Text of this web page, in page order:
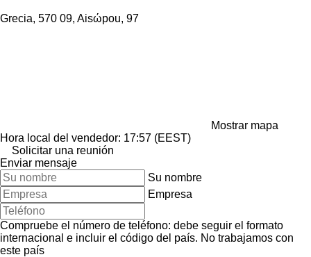
Grecia, 570 09, Aisώpou, 97
Mostrar mapa
Hora local del vendedor: 17:57 (EEST)
Solicitar una reunión
Enviar mensaje
Su nombre
Empresa
Compruebe el número de teléfono: debe seguir el formato
internacional e incluir el código del país. No trabajamos con
este país